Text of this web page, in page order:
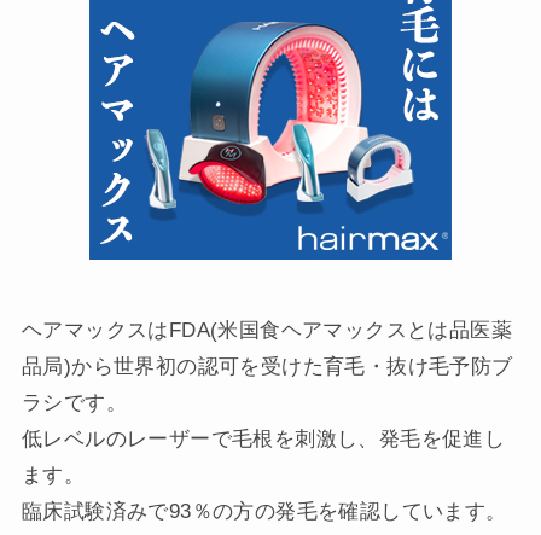
ヘアマックスはFDA(米国食ヘアマックスとは品医薬
品局)から世界初の認可を受けた育毛・抜け毛予防ブ
ラシです。
低レベルのレーザーで毛根を刺激し、発毛を促進し
ます。
臨床試験済みで93％の方の発毛を確認しています。